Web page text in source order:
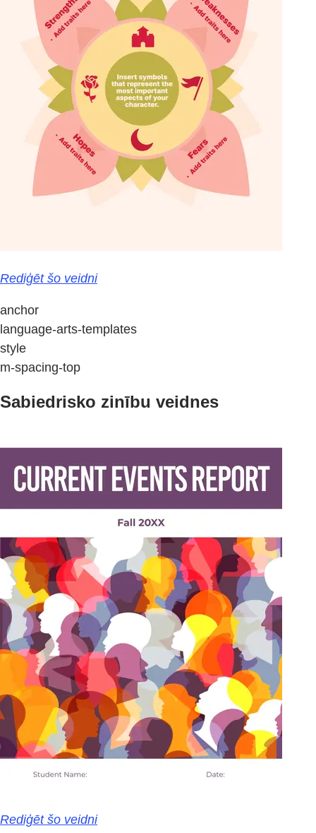
Rediģēt šo veidni
anchor
language-arts-templates
style
m-spacing-top
Sabiedrisko zinību veidnes
Rediģēt šo veidni